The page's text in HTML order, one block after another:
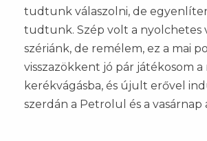
tudtunk válaszolni, de
tudtunk. Szép volt a nyolchetes
szériánk, de remélem, ez a mai
visszazökkent jó pár játékosom a
kerékvágásba, és újult erővel
szerdán a Petrolul és a vasárnap